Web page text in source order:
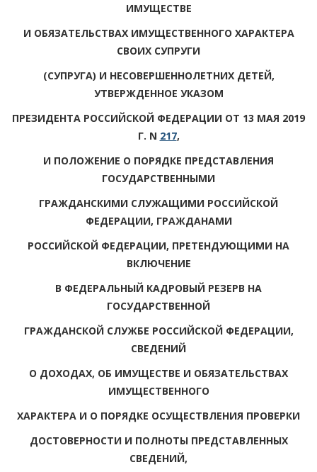
ИМУЩЕСТВЕ
И ОБЯЗАТЕЛЬСТВАХ ИМУЩЕСТВЕННОГО ХАРАКТЕРА
СВОИХ СУПРУГИ
(СУПРУГА) И НЕСОВЕРШЕННОЛЕТНИХ ДЕТЕЙ,
УТВЕРЖДЕННОЕ УКАЗОМ
ПРЕЗИДЕНТА РОССИЙСКОЙ ФЕДЕРАЦИИ ОТ 13 МАЯ 2019
Г. N 217,
И ПОЛОЖЕНИЕ О ПОРЯДКЕ ПРЕДСТАВЛЕНИЯ
ГОСУДАРСТВЕННЫМИ
ГРАЖДАНСКИМИ СЛУЖАЩИМИ РОССИЙСКОЙ
ФЕДЕРАЦИИ, ГРАЖДАНАМИ
РОССИЙСКОЙ ФЕДЕРАЦИИ, ПРЕТЕНДУЮЩИМИ НА
ВКЛЮЧЕНИЕ
В ФЕДЕРАЛЬНЫЙ КАДРОВЫЙ РЕЗЕРВ НА
ГОСУДАРСТВЕННОЙ
ГРАЖДАНСКОЙ СЛУЖБЕ РОССИЙСКОЙ ФЕДЕРАЦИИ,
СВЕДЕНИЙ
О ДОХОДАХ, ОБ ИМУЩЕСТВЕ И ОБЯЗАТЕЛЬСТВАХ
ИМУЩЕСТВЕННОГО
ХАРАКТЕРА И О ПОРЯДКЕ ОСУЩЕСТВЛЕНИЯ ПРОВЕРКИ
ДОСТОВЕРНОСТИ И ПОЛНОТЫ ПРЕДСТАВЛЕННЫХ
СВЕДЕНИЙ,